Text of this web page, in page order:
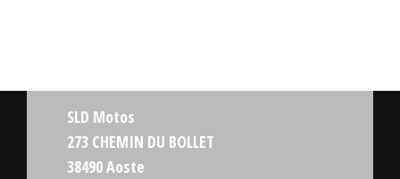
SLD Motos
273 CHEMIN DU BOLLET
38490 Aoste